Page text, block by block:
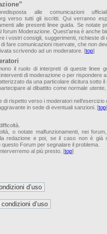
alle comunicazioni
verso tutti gli iscritti. Qui verranno
alle presenti linee guida. Se notate
forum Moderazione. Quest’area è anche
i vostri consigli, suggerimenti, richieste di
fare comunicazioni riservate, che non
scrivendo ad un moderatore. [top]
il ruolo di interpreti di queste linee
di moderazione o per rispondere
da una particolare dicitura sotto il
al dibattito come normale
di rispetto verso i moderatori
in sede di eventuali sanzioni. [top]
o notate malfunzionamenti, nei
redazione e poi, se il caso non è già
Forum per segnalare il problema.
al più presto. [top]